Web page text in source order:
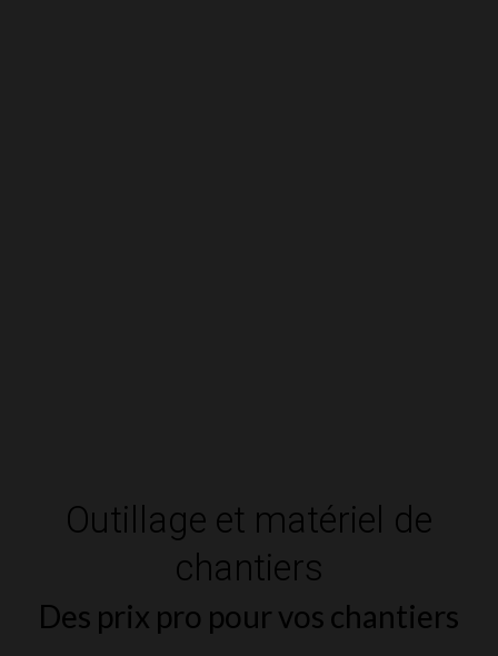
Outillage et matériel de
chantiers
Des prix pro pour vos chantiers